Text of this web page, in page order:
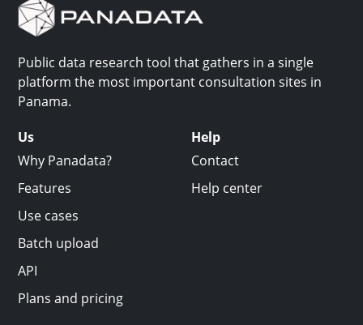
Public data research tool that gathers in a single
platform the most important consultation sites in
Panama.
Us
Why Panadata?
Features
Use cases
Batch upload
API
Plans and pricing
Help
Contact
Help center